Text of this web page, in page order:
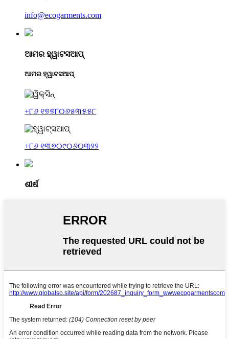
info@ecogarments.com
ଆମର ହ୍ୱାଟସଆପ୍
ଆମର ହ୍ୱାଟସଆପ୍
+୮୬ ୧୭୭୮୦୬୫୩୫୫୮
+୮୬ ୧୩୭୦୯୦୬୦୩୨୨
ଶୀର୍ଷ